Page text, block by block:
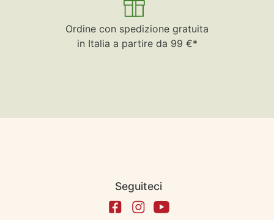
Ordine con spedizione gratuita
in Italia a partire da 99 €*
Seguiteci